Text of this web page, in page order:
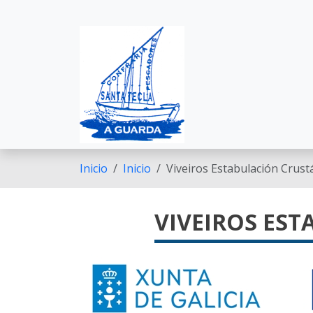
Inicio Inicio Viveiros Estabulación
VIVEIROS